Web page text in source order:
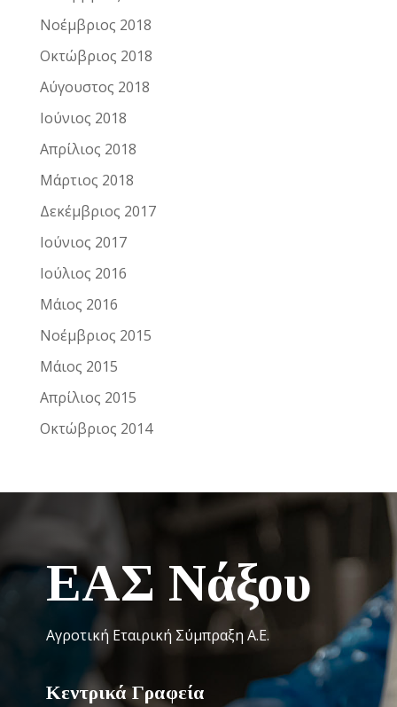
Νοέμβριος 2018
Οκτώβριος 2018
Αύγουστος 2018
Ιούνιος 2018
Απρίλιος 2018
Μάρτιος 2018
Δεκέμβριος 2017
Ιούνιος 2017
Ιούλιος 2016
Μάιος 2016
Νοέμβριος 2015
Μάιος 2015
Απρίλιος 2015
Οκτώβριος 2014
ΕΑΣ Νάξου
Αγροτική Εταιρική Σύμπραξη Α.Ε.
Κεντρικά Γραφεία